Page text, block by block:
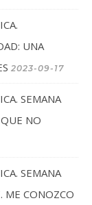
UNA
2023-09-17
SEMANA
NO
SEMANA
ME CONOZCO